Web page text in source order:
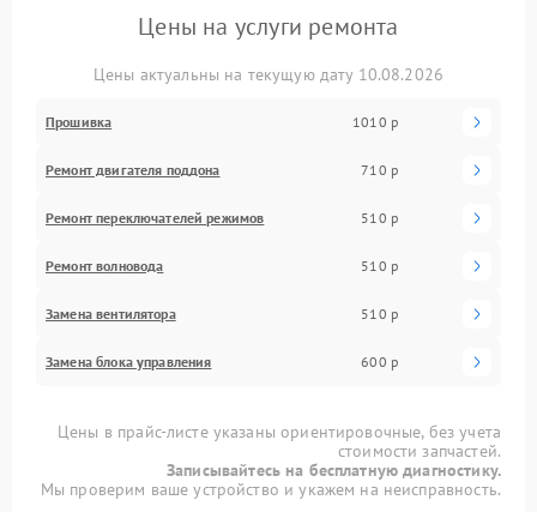
Цены на услуги ремонта
Цены актуальны на текущую дату 10.08.2026
Прошивка 1010 р
Ремонт двигателя поддона 710 р
Ремонт переключателей режимов 510 р
Ремонт волновода 510 р
Замена вентилятора 510 р
Замена блока управления 600 р
Цены в прайс-листе указаны ориентировочные, без учета
стоимости запчастей.
Записывайтесь на бесплатную диагностику.
Мы проверим ваше устройство и укажем на неисправность.